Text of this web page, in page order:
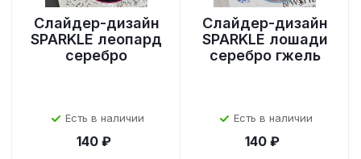
Слайдер-дизайн
SPARKLE леопард
серебро
Есть в наличии
140 ₽
Слайдер-дизайн
SPARKLE лошади
серебро гжель
Есть в наличии
140 ₽